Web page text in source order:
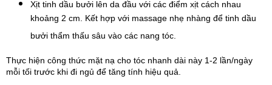
Xịt tinh dầu bưởi lên da đầu với các điểm xịt cách nhau
khoảng 2 cm. Kết hợp với massage nhẹ nhàng để tinh dầu
bưởi thẩm thấu sâu vào các nang tóc.
Thực hiện công thức mặt nạ cho tóc nhanh dài này 1-2 lần/ngày
mỗi tối trước khi đi ngủ để tăng tính hiệu quả.